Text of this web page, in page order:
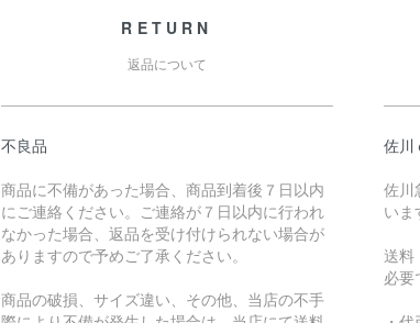
RETURN
返品について
不良品
商品に不備があった場合、商品到着後７日以内
にご連絡ください。ご連絡が７日以内に行われ
なかった場合、返品を受け付けられない場合が
ありますので予めご了承ください。
商品の破損、サイズ違い、その他、当店の不手
佐川
佐川
いま
送料
必要